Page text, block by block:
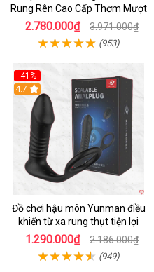
Rung Rên Cao Cấp Thơm Mượt
2.780.000₫ 3.971.000₫
(953)
-41%
Hot
4.7
Đồ chơi hậu môn Yunman điều
khiển từ xa rung thụt tiện lợi
1.290.000₫ 2.186.000₫
(949)